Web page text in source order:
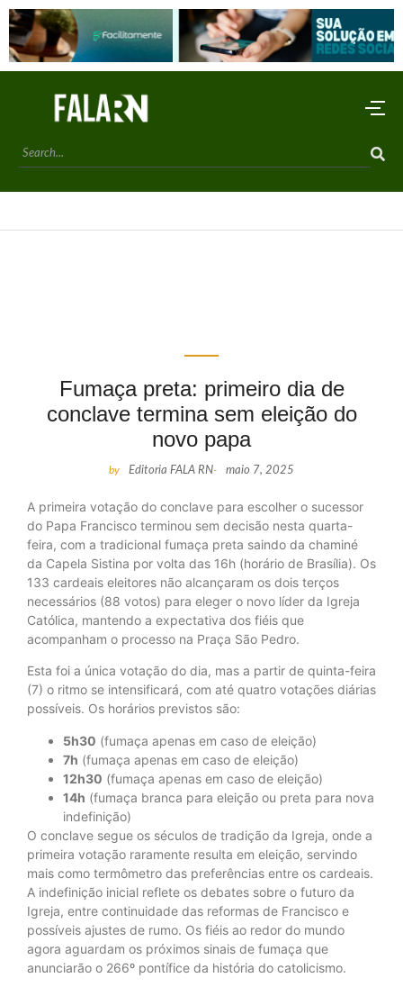
Fumaça preta: primeiro dia de
conclave termina sem eleição do
novo papa
by Editoria FALA RN- maio 7, 2025
A primeira votação do conclave para escolher o sucessor
do Papa Francisco terminou sem decisão nesta quarta-
feira, com a tradicional fumaça preta saindo da chaminé
da Capela Sistina por volta das 16h (horário de Brasília). Os
133 cardeais eleitores não alcançaram os dois terços
necessários (88 votos) para eleger o novo líder da Igreja
Católica, mantendo a expectativa dos fiéis que
acompanham o processo na Praça São Pedro.
Esta foi a única votação do dia, mas a partir de quinta-feira
(7) o ritmo se intensificará, com até quatro votações diárias
possíveis. Os horários previstos são:
5h30 (fumaça apenas em caso de eleição)
7h (fumaça apenas em caso de eleição)
12h30 (fumaça apenas em caso de eleição)
14h (fumaça branca para eleição ou preta para nova
indefinição)
O conclave segue os séculos de tradição da Igreja, onde a
primeira votação raramente resulta em eleição, servindo
mais como termômetro das preferências entre os cardeais.
A indefinição inicial reflete os debates sobre o futuro da
Igreja, entre continuidade das reformas de Francisco e
possíveis ajustes de rumo. Os fiéis ao redor do mundo
agora aguardam os próximos sinais de fumaça que
anunciarão o 266º pontífice da história do catolicismo.